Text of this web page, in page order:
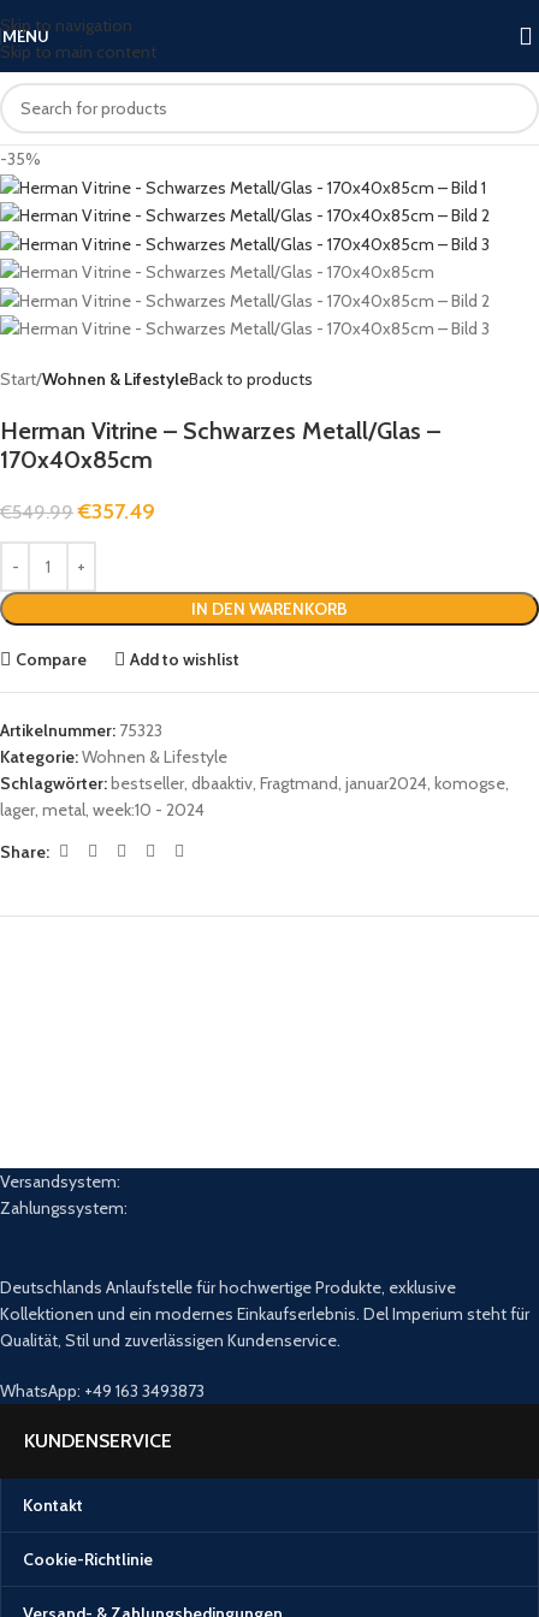
Skip to navigation
Skip to main content
MENU
-35%
Start Wohnen & LifestyleBack to products
Herman Vitrine – Schwarzes Metall/Glas –
170x40x85cm
€549.99 €357.49
IN DEN WARENKORB
Compare Add to wishlist
Artikelnummer: 75323
Kategorie:Wohnen & Lifestyle
Schlagwörter: bestseller, dbaaktiv, Fragtmand, januar2024, komogse,
lager, metal, week:10 - 2024
Share:
Versandsystem:
Zahlungssystem:
Deutschlands Anlaufstelle für hochwertige Produkte, exklusive
Kollektionen und ein modernes Einkaufserlebnis. Del Imperium steht für
Qualität, Stil und zuverlässigen Kundenservice.
WhatsApp: +49 163 3493873
KUNDENSERVICE
Kontakt
Cookie-Richtlinie